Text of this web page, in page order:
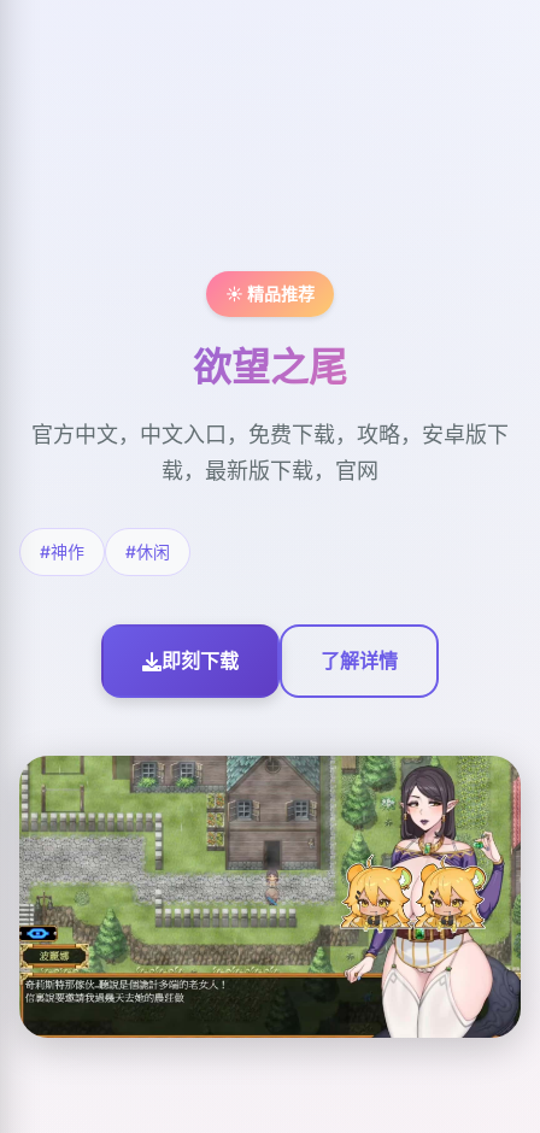
☀️ 精品推荐
欲望之尾
官方中文，中文入口，免费下载，攻略，安卓版下
载，最新版下载，官网
#神作 #休闲
即刻下载 了解详情